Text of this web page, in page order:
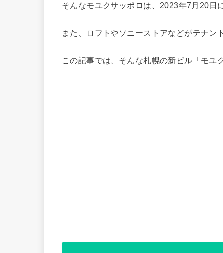
そんなモユクサッポロは、2023年7月20日
また、ロフトやソニーストアなどがテナン
この記事では、そんな札幌の新ビル「モユ